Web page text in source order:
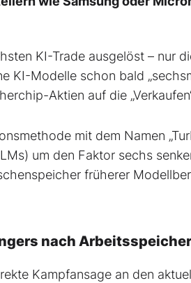
KI-Trade ausgelöst – nur
KI-Modelle schon bald
Aktien auf die
mit dem Namen
um den Faktor sechs
früherer
nach Arbeitsspeicher
Kampfansage an den